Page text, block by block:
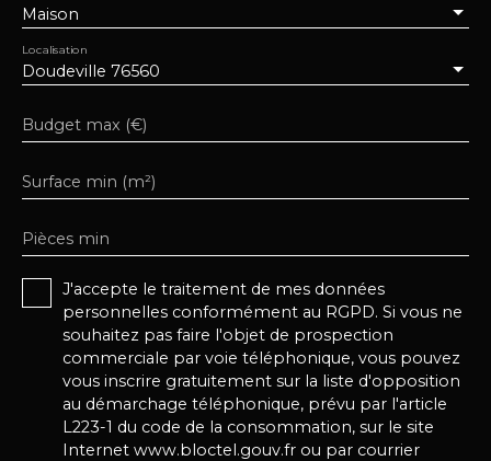
Maison
Doudeville 76560
Localisation
Budget max (€)
Surface min (m²)
Pièces min
J'accepte le traitement de mes données
personnelles conformément au RGPD. Si vous ne
souhaitez pas faire l'objet de prospection
commerciale par voie téléphonique, vous pouvez
vous inscrire gratuitement sur la liste d'opposition
au démarchage téléphonique, prévu par l'article
L223-1 du code de la consommation, sur le site
Internet www.bloctel.gouv.fr ou par courrier